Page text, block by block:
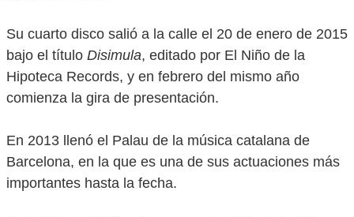
Su cuarto disco salió a la calle el 20 de enero de 2015
bajo el título Disimula, editado por El Niño de la
Hipoteca Records, y en febrero del mismo año
comienza la gira de presentación.
En 2013 llenó el Palau de la música catalana de
Barcelona, en la que es una de sus actuaciones más
importantes hasta la fecha.